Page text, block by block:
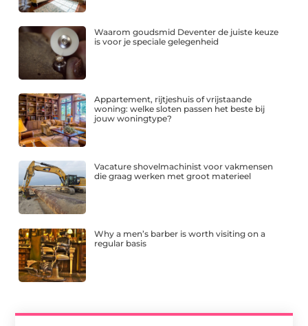
Waarom goudsmid Deventer de juiste keuze
is voor je speciale gelegenheid
Appartement, rijtjeshuis of vrijstaande
woning: welke sloten passen het beste bij
jouw woningtype?
Vacature shovelmachinist voor vakmensen
die graag werken met groot materieel
Why a men’s barber is worth visiting on a
regular basis